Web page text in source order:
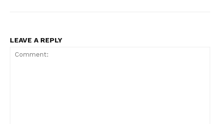
LEAVE A REPLY